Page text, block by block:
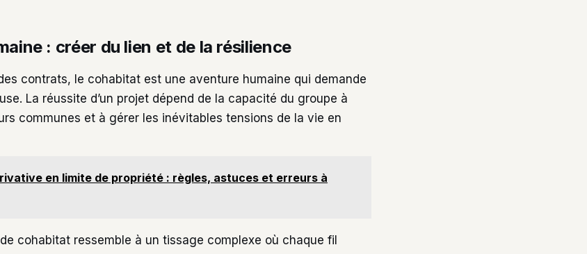
: créer du lien et de la résilience
contrats, le cohabitat est une aventure humaine qui demande
La réussite d’un projet dépend de la capacité du groupe à
communes et à gérer les inévitables tensions de la vie en
en limite de propriété : règles, astuces et erreurs à
cohabitat ressemble à un tissage complexe où chaque fil